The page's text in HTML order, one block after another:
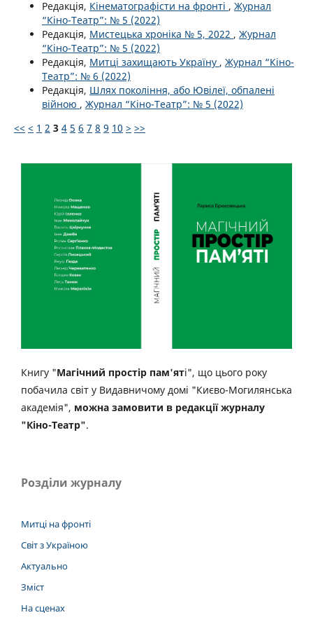
Редакція, Кінематографісти на фронті , Журнал
“Кіно-Театр”: № 5 (2022)
Редакція, Мистецька хроніка № 5, 2022 , Журнал
“Кіно-Театр”: № 5 (2022)
Редакція, Митці захищають Україну , Журнал “Кіно-
Театр”: № 6 (2022)
Редакція, Шлях покоління, або Ювілеї, обпалені
війною , Журнал “Кіно-Театр”: № 5 (2022)
<< < 1 2 3 4 5 6 7 8 9 10 > >>
Книгу "Магічний простір пам'яті", що цього року
побачила світ у Видавничому домі "Києво-Могилянська
академія", можна замовити в редакції журналу
"Кіно-Театр".
Розділи журналу
Митці на фронті
Світ з Україною
Актуально
Зміст
На сценах